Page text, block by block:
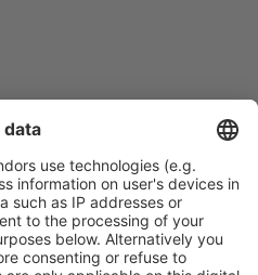
tale.
gratuită de anulare.